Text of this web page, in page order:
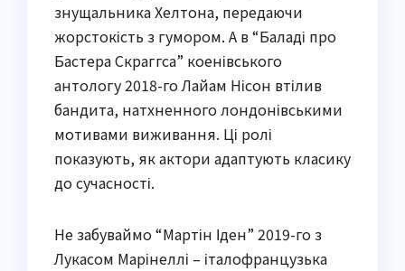
знущальника Хелтона, передаючи
жорстокість з гумором. А в “Баладі про
Бастера Скраггса” коенівського
антологу 2018-го Лайам Нісон втілив
бандита, натхненного лондонівськими
мотивами виживання. Ці ролі
показують, як актори адаптують класику
до сучасності.
Не забуваймо “Мартін Іден” 2019-го з
Лукасом Марінеллі – італофранцузька